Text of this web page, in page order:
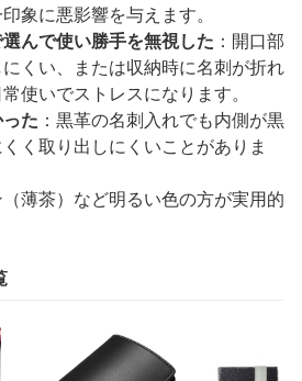
象に悪影響を与えます。
んで使い勝手を無視した ：開口部
くい、または収納時に名刺が折れ
使いでストレスになります。
た ：黒革の名刺入れでも内側が黒
く取り出しにくいことがありま
薄茶）など明るい色の方が実用的